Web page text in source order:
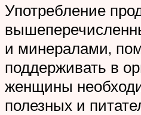
Употребление
и минералами,
поддерживать в
женщины
полезных и